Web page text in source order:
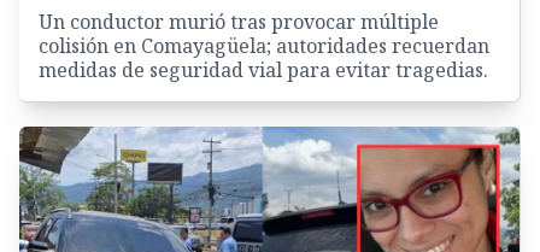
Un conductor murió tras provocar múltiple
colisión en Comayagüela; autoridades recuerdan
medidas de seguridad vial para evitar tragedias.